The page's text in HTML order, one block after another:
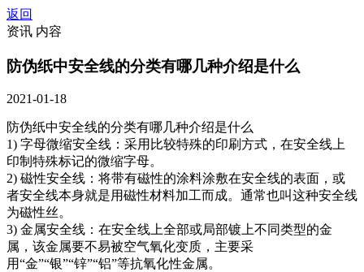
返回
资讯 内容
防伪纸中安全线的分类有哪几种介绍是什么
2021-01-18
防伪纸中安全线的分类有哪几种介绍是什么
1) 字母微缩安全线：采用比较特殊的印刷方式，在安全线上
印制特殊标记的微缩字母。
2) 磁性安全线：将带有磁性的涂料涂敷在安全线的表面，或
者安全线本身就是用磁性材料加工而成。通常也叫这种安全线
为磁性丝。
3) 金属安全线：在安全线上全部或局部镀上不同类型的金
属，该金属要不易被空气氧化变质，主要采
用“金”“银”“锌”“铝”等抗氧化性金属。